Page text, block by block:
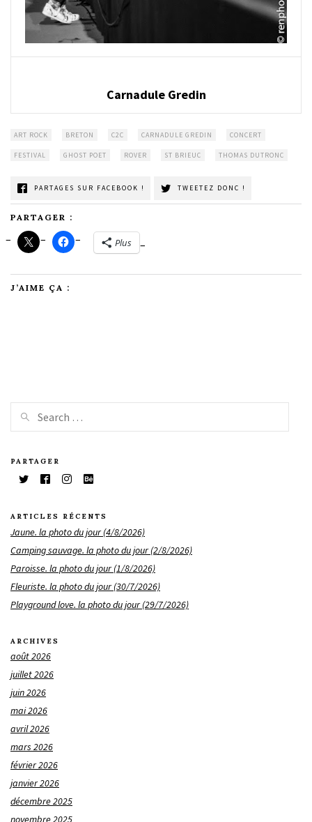
Carnadule Gredin
ART ROCK BRETON C2C CARNADULE GREDIN CONCERT
FESTIVAL GHOST POET ROVER ST BRIEUC THOMAS DUTRONC
PARTAGES SUR FACEBOOK ! TWEETEZ DONC !
PARTAGER :
Plus
J’AIME ÇA :
PARTAGER
ARTICLES RÉCENTS
Jaune. la photo du jour (4/8/2026)
Camping sauvage. la photo du jour (2/8/2026)
Paroisse. la photo du jour (1/8/2026)
Fleuriste. la photo du jour (30/7/2026)
Playground love. la photo du jour (29/7/2026)
ARCHIVES
août 2026
juillet 2026
juin 2026
mai 2026
avril 2026
mars 2026
février 2026
janvier 2026
décembre 2025